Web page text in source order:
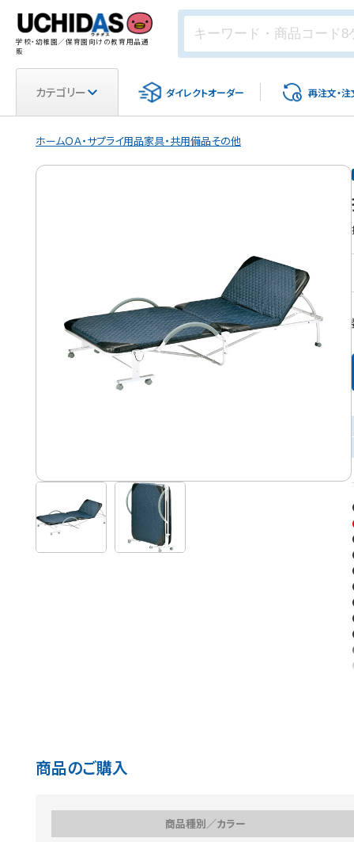
学校・幼稚園／保育園向けの教育用品通
販
カテゴリー ダイレクトオーダー 再注文・注
ホームＯＡ・サプライ用品家具・共用備品その他
商品のご購入
商品種別／カラー